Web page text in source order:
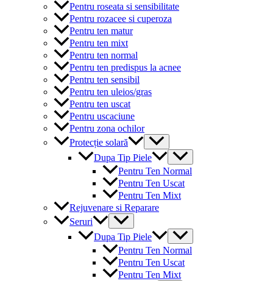
Pentru roseata si sensibilitate
Pentru rozacee si cuperoza
Pentru ten matur
Pentru ten mixt
Pentru ten normal
Pentru ten predispus la acnee
Pentru ten sensibil
Pentru ten uleios/gras
Pentru ten uscat
Pentru uscaciune
Pentru zona ochilor
Protecție solară
Menu
Toggle
Dupa Tip Piele
Menu
Toggle
Pentru Ten Normal
Pentru Ten Uscat
Pentru Ten Mixt
Rejuvenare si Reparare
Seruri
Menu
Toggle
Dupa Tip Piele
Menu
Toggle
Pentru Ten Normal
Pentru Ten Uscat
Pentru Ten Mixt